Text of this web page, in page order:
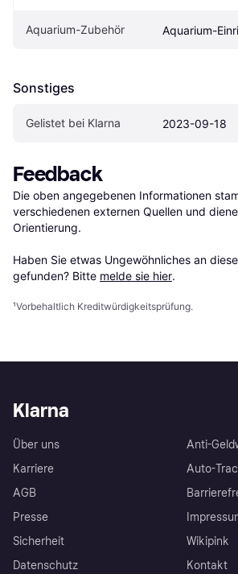
Aquarium-Zubehör Aquarium-
Sonstiges
Gelistet bei Klarna 2023-09-18
Feedback
Die oben angegebenen Informationen
verschiedenen externen Quellen und
Orientierung.
Haben Sie etwas Ungewöhnliches an
gefunden? Bitte melde sie hier.
¹Vorbehaltlich Kreditwürdigkeitsprüfung.
Klarna
Über uns
Karriere
AGB
Presse
Sicherheit
Datenschutz
Anti-
Auto-
Wikipink
Kontakt